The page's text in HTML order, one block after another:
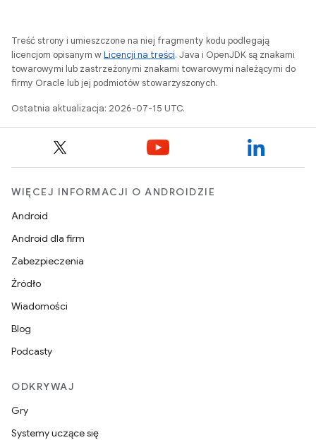
Treść strony i umieszczone na niej fragmenty kodu podlegają
licencjom opisanym wLicencji na treści. Java i OpenJDK są znakami
towarowymi lub zastrzeżonymi znakami towarowymi należącymi do
firmy Oracle lub jej podmiotów stowarzyszonych.
Ostatnia aktualizacja: 2026-07-15 UTC.
WIĘCEJ INFORMACJI O ANDROIDZIE
Android
Android dla firm
Zabezpieczenia
Źródło
Wiadomości
Blog
Podcasty
ODKRYWAJ
Gry
Systemy uczące się